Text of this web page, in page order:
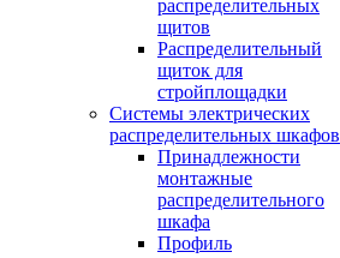
распределительных
щитов
Распределительный
щиток для
стройплощадки
Системы электрических
распределительных шкафов
Принадлежности
монтажные
распределительного
шкафа
Профиль